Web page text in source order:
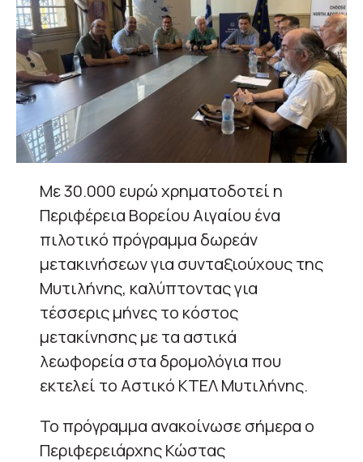
Με 30.000 ευρώ χρηματοδοτεί η
Περιφέρεια Βορείου Αιγαίου ένα
πιλοτικό πρόγραμμα δωρεάν
μετακινήσεων για συνταξιούχους της
Μυτιλήνης, καλύπτοντας για
τέσσερις μήνες το κόστος
μετακίνησης με τα αστικά
λεωφορεία στα δρομολόγια που
εκτελεί το Αστικό ΚΤΕΛ Μυτιλήνης.
Το πρόγραμμα ανακοίνωσε σήμερα ο
Περιφερειάρχης Κώστας